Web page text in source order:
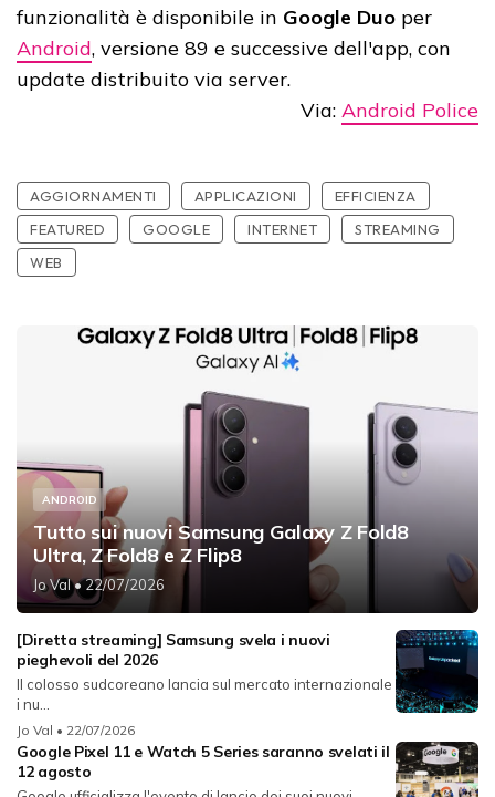
funzionalità è disponibile in Google Duo per
Android, versione 89 e successive dell'app, con
update distribuito via server.
Via: Android Police
AGGIORNAMENTI APPLICAZIONI
EFFICIENZA
FEATURED
GOOGLE INTERNET
STREAMING
WEB
ANDROID
Tutto sui nuovi Samsung Galaxy Z Fold8
Ultra, Z Fold8 e Z Flip8
Jo Val• 22/07/2026
[Diretta streaming] Samsung svela i nuovi
pieghevoli del 2026
Il colosso sudcoreano lancia sul mercato internazionale
i nu...
Jo Val • 22/07/2026
Google Pixel 11 e Watch 5 Series saranno svelati il
12 agosto